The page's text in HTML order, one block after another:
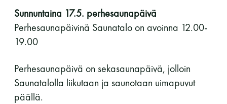
Vieras jäsenen seurassa
Jäsenen lapsi 7-18 v.
6 €
Lapsi alle 7 v.
11 saunomiskerran kortti
3kk kortti - M / N
275€ / 115€
Sunnuntaina 17.5. perhesaunapäivä
Perhesaunapäivinä Saunatalo on avoinna 12.00-
19.00
Perhesaunapäivä on sekasaunapäivä, jolloin
Saunatalolla liikutaan ja saunotaan uimapuvut
päällä.